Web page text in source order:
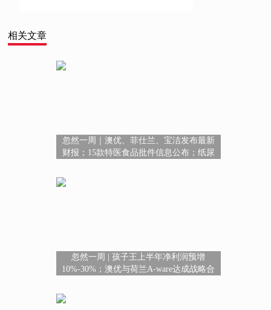
相关文章
忽然一周｜澳优、菲仕兰、宝洁发布最新
财报；15款特医食品批件信息公布；纸尿
忽然一周 | 孩子王上半年净利润预增
10%-30%；澳优与荷兰A-ware达成战略合